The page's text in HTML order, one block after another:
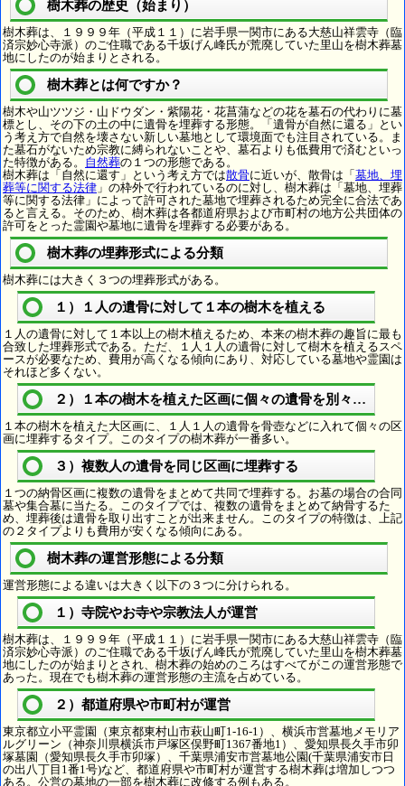
樹木葬の歴史（始まり）
樹木葬は、１９９９年（平成１１）に岩手県一関市にある大慈山祥雲寺（臨
済宗妙心寺派）のご住職である千坂げん峰氏が荒廃していた里山を樹木葬墓
地にしたのが始まりとされる。
樹木葬とは何ですか？
樹木や山ツツジ・山ドウダン・紫陽花・花菖蒲などの花を墓石の代わりに墓
標とし、その下の土の中に遺骨を埋葬する形態。「遺骨が自然に還る」とい
う考え方で自然を壊さない新しい墓地として環境面でも注目されている。ま
た墓石がないため宗教に縛られないことや、墓石よりも低費用で済むといっ
た特徴がある。 自然葬の１つの形態である。
樹木葬は「自然に還す」という考え方では散骨に近いが、散骨は「 墓地、埋
葬等に関する法律 」の枠外で行われているのに対し、樹木葬は「墓地、埋葬
等に関する法律」によって許可された墓地で埋葬されるため完全に合法であ
ると言える。そのため、樹木葬は各都道府県および市町村の地方公共団体の
許可をとった霊園や墓地に遺骨を埋葬する必要がある。
樹木葬の埋葬形式による分類
樹木葬には大きく３つの埋葬形式がある。
１）１人の遺骨に対して１本の樹木を植える
１人の遺骨に対して１本以上の樹木植えるため、本来の樹木葬の趣旨に最も
合致した埋葬形式である。ただ、１人１人の遺骨に対して樹木を植えるスペ
ースが必要なため、費用が高くなる傾向にあり、対応している墓地や霊園は
それほど多くない。
２）１本の樹木を植えた区画に個々の遺骨を別々に埋葬
１本の樹木を植えた大区画に、１人１人の遺骨を骨壺などに入れて個々の区
画に埋葬するタイプ。このタイプの樹木葬が一番多い。
３）複数人の遺骨を同じ区画に埋葬する
１つの納骨区画に複数の遺骨をまとめて共同で埋葬する。お墓の場合の合同
墓や集合墓に当たる。このタイプでは、複数の遺骨をまとめて納骨するた
め、埋葬後は遺骨を取り出すことが出来ません。このタイプの特徴は、上記
の２タイプよりも費用が安くなる傾向にある。
樹木葬の運営形態による分類
運営形態による違いは大きく以下の３つに分けられる。
１）寺院やお寺や宗教法人が運営
樹木葬は、１９９９年（平成１１）に岩手県一関市にある大慈山祥雲寺（臨
済宗妙心寺派）のご住職である千坂げん峰氏が荒廃していた里山を樹木葬墓
地にしたのが始まりとされ、樹木葬の始めのころはすべてがこの運営形態で
あった。現在でも樹木葬の運営形態の主流を占めている。
２）都道府県や市町村が運営
東京都立小平霊園（東京都東村山市萩山町1-16-1）、横浜市営墓地メモリア
ルグリーン（神奈川県横浜市戸塚区俣野町1367番地1）、愛知県長久手市卯
塚墓園（愛知県長久手市卯塚）、千葉県浦安市営墓地公園(千葉県浦安市日
の出八丁目1番1号)など、都道府県や市町村が運営する樹木葬は増加しつつ
ある。公営の墓地の一部を樹木葬に改修する例もある。